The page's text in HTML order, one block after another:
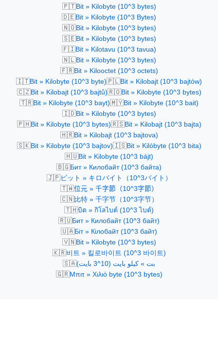
🇵🇹Bit » Kilobyte (10^3 bytes)
🇩🇪Bit » Kilobyte (10^3 Bytes)
🇳🇴Bit » Kilobyte (10^3 bytes)
🇸🇪Bit » Kilobyte (10^3 bytes)
🇫🇮Bit » Kilotavu (10^3 tavua)
🇳🇱Bit » Kilobyte (10^3 bytes)
🇫🇷Bit » Kilooctet (10^3 octets)
🇮🇹Bit » Kilobyte (10^3 byte)🇵🇱Bit » Kilobajt (10^3 bajtów)
🇨🇿Bit » Kilobajt (10^3 bajtů)🇷🇴Bit » Kilobyte (10^3 bytes)
🇹🇷Bit » Kilobyte (10^3 bayt)🇲🇾Bit » Kilobyte (10^3 bait)
🇮🇩Bit » Kilobyte (10^3 bytes)
🇵🇭Bit » Kilobyte (10^3 bytes)🇷🇸Bit » Kilobajt (10^3 bajta)
🇭🇷Bit » Kilobajt (10^3 bajtova)
🇸🇰Bit » Kilobyte (10^3 bajtov)🇮🇸Bit » Kilóbyte (10^3 bita)
🇭🇺Bit » Kilobyte (10^3 bájt)
🇧🇬Бит » Килобайт (10^3 байта)
🇯🇵ビット » キロバイト（10^3バイト）
🇹🇼位元 » 千字節（10^3字節）
🇨🇳比特 » 千字节（10^3字节）
🇹🇭บิต » กิโลไบต์ (10^3 ไบต์)
🇷🇺Бит » Килобайт (10^3 байт)
🇺🇦Біт » Кілобайт (10^3 байт)
🇻🇳Bit » Kilobyte (10^3 bytes)
🇰🇷비트 » 킬로바이트 (10^3 바이트)
🇸🇦 بت » كيلو بايت (10^3 بايت)
🇬🇷Μπιτ » Χιλιό byte (10^3 bytes)